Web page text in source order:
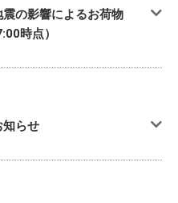
の影響によるお荷物
時点）
知らせ